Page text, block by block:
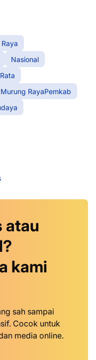
Nasional
RayaPemkab
atau
kami
sah sampai
Cocok untuk
media online.